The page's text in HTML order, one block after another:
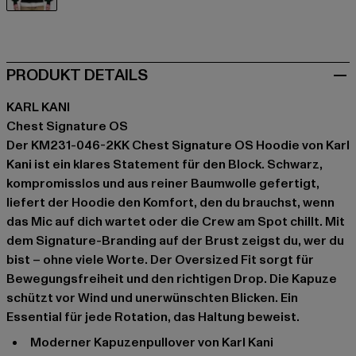
PRODUKT DETAILS
KARL KANI
Chest Signature OS
Der KM231-046-2KK Chest Signature OS Hoodie von Karl
Kani ist ein klares Statement für den Block. Schwarz,
kompromisslos und aus reiner Baumwolle gefertigt,
liefert der Hoodie den Komfort, den du brauchst, wenn
das Mic auf dich wartet oder die Crew am Spot chillt. Mit
dem Signature-Branding auf der Brust zeigst du, wer du
bist – ohne viele Worte. Der Oversized Fit sorgt für
Bewegungsfreiheit und den richtigen Drop. Die Kapuze
schützt vor Wind und unerwünschten Blicken. Ein
Essential für jede Rotation, das Haltung beweist.
Moderner Kapuzenpullover von Karl Kani